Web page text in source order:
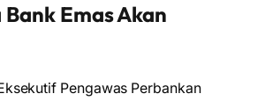
Emas Akan
Pengawas Perbankan